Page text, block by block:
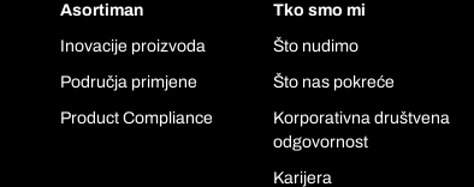
Asortiman
Inovacije proizvoda
Područja primjene
Product Compliance
Tko smo mi
Što nudimo
Što nas pokreće
Korporativna društvena
odgovornost
Karijera